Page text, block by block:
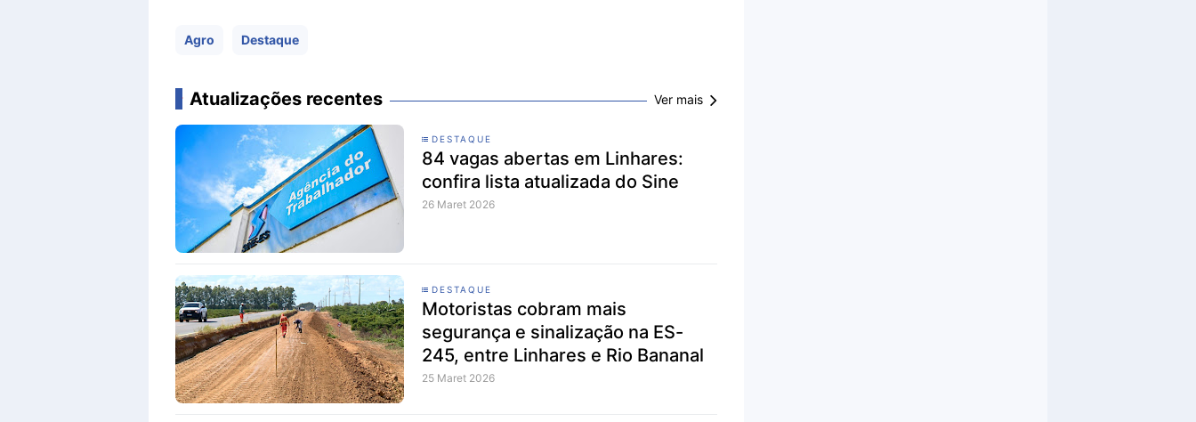
Agro Destaque
Atualizações recentes Ver mais
DESTAQUE
84 vagas abertas em Linhares:
confira lista atualizada do Sine
26 Maret 2026
DESTAQUE
Motoristas cobram mais
segurança e sinalização na ES-
245, entre Linhares e Rio Bananal
25 Maret 2026